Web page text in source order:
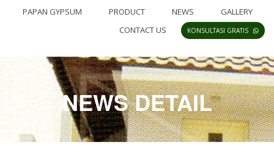
PAPAN GYPSUM
PRODUCT NEWS
GALLERY
CONTACT US
KONSULTASI GRATIS
NEWS DETAIL